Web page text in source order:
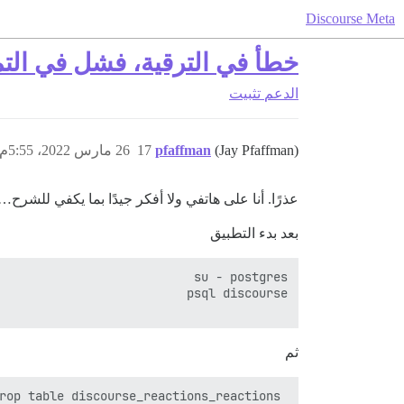
Discourse Meta
خطأ في الترقية، فشل في
الدعم تثبيت
pfaffman (Jay Pfaffman) 26 مارس 2022، 5:55م 17
عذرًا. أنا على هاتفي ولا أفكر جيدًا بما يكفي
بعد بدء التطبيق
ثم